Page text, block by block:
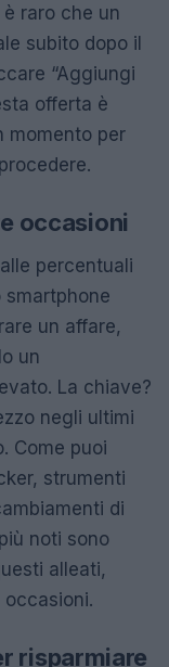
raro che un
subito dopo il
“Aggiungi
offerta è
momento per
occasioni
percentuali
smartphone
un affare,
un
La chiave?
negli ultimi
Come puoi
strumenti
di
noti sono
alleati,
risparmiare